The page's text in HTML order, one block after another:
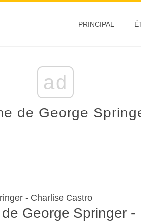
PRINCIPAL
ad
de George
- Charlise Castro
George Springer -